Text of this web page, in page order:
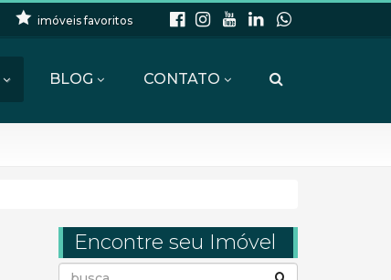
imóveis favoritos
BLOG CONTATO
Encontre seu Imóvel